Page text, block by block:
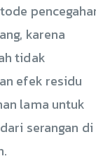
karena
tidak
efek residu
lama untuk
serangan di